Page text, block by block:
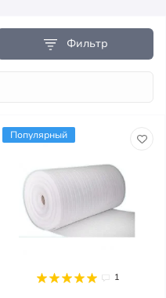
Фильтр
Популярный
1